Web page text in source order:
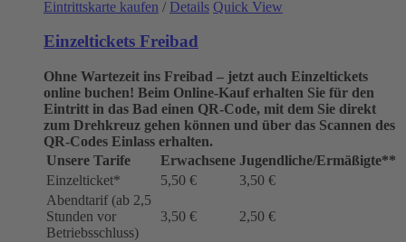
Eintrittskarte kaufen / Details Quick View
Einzeltickets Freibad
Ohne Wartezeit ins Freibad – jetzt auch Einzeltickets
online buchen! Beim Online-Kauf erhalten Sie für den
Eintritt in das Bad einen QR-Code, mit dem Sie direkt
zum Drehkreuz gehen können und über das Scannen des
QR-Codes Einlass erhalten.
Unsere Tarife
Erwachsene Jugendliche/Ermäßigte**
Einzelticket*
5,50 €
3,50 €
Abendtarif (ab 2,5
Stunden vor
Betriebsschluss)
3,50 € 2,50 €